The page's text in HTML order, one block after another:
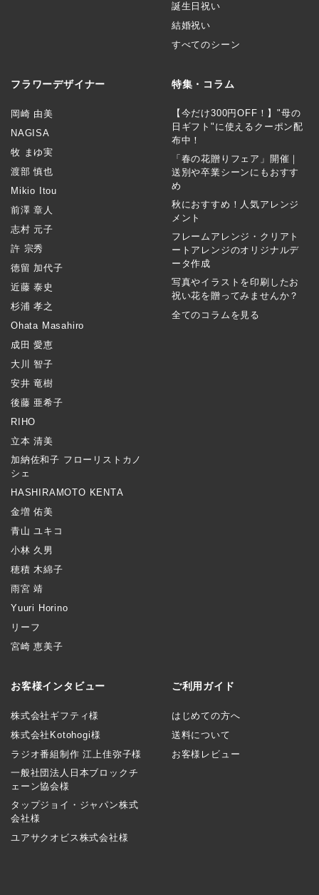
誕生日祝い
結婚祝い
すべてのシーン
フラワーデザイナー
岡崎 由美
NAGISA
牧 まゆ実
渡部 慎也
Mikio Itou
前澤 章人
志村 元子
許 宗秀
徳留 加代子
近藤 泰史
杉浦 孝之
Ohata Masahiro
成田 愛恵
大川 智子
安井 竜樹
後藤 亜希子
RIHO
立本 清美
加納佐和子 フローリストカノ
シェ
HASHIRAMOTO KENTA
金増 佑美
青山 ユキコ
小林 久男
穂積 木綿子
雨宮 靖
Yuuri Horino
リーフ
宮崎 恵美子
特集・コラム
【今だけ300円OFF！】"母の
日ギフト"に使えるクーポン配
布中！
「春の花贈りフェア」開催｜
送別や卒業シーンにもおすす
め
秋におすすめ！人気アレンジ
メント
フレームアレンジ・クリアト
ートアレンジのオリジナルデ
ータ作成
写真やイラストを印刷したお
祝い花を贈ってみませんか？
全てのコラムを見る
お客様インタビュー
株式会社ギフティ様
株式会社Kotohogi様
ラジオ番組制作 江上佳弥子様
一般社団法人日本ブロックチ
ェーン協会様
タップジョイ・ジャパン株式
会社様
ユアサクオビス株式会社様
ご利用ガイド
はじめての方へ
送料について
お客様レビュー